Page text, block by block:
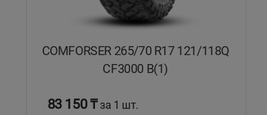
COMFORSER 265/70 R17 121/118Q
CF3000 B(1)
83 150 ₸за 1 шт.